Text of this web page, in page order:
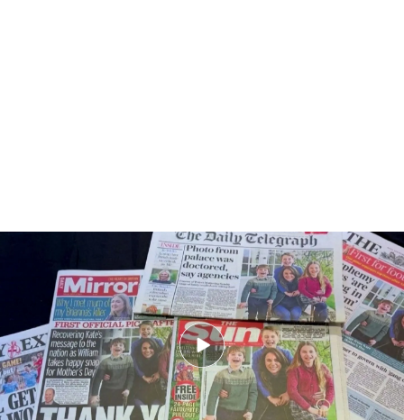
Las teorías de conspiración de Kate Middleton
PUEDE INTERESARTE
El príncipe Guillermo reaparece en público
después de que su padre Carlos III diera a
conocer que tiene cáncer
Su aparición oficial será el 17 de abril